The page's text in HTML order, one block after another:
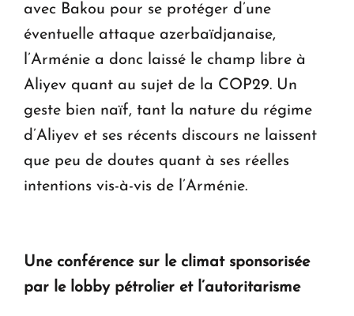
avec Bakou pour se protéger d’une
éventuelle attaque azerbaïdjanaise,
l’Arménie a donc laissé le champ libre à
Aliyev quant au sujet de la COP29. Un
geste bien naïf, tant la nature du régime
d’Aliyev et ses récents discours ne laissent
que peu de doutes quant à ses réelles
intentions vis-à-vis de l’Arménie.
Une conférence sur le climat sponsorisée
par le lobby pétrolier et l’autoritarisme